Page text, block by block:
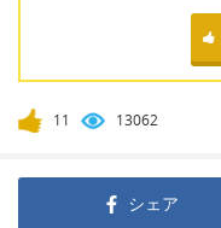
11 13062
シェア